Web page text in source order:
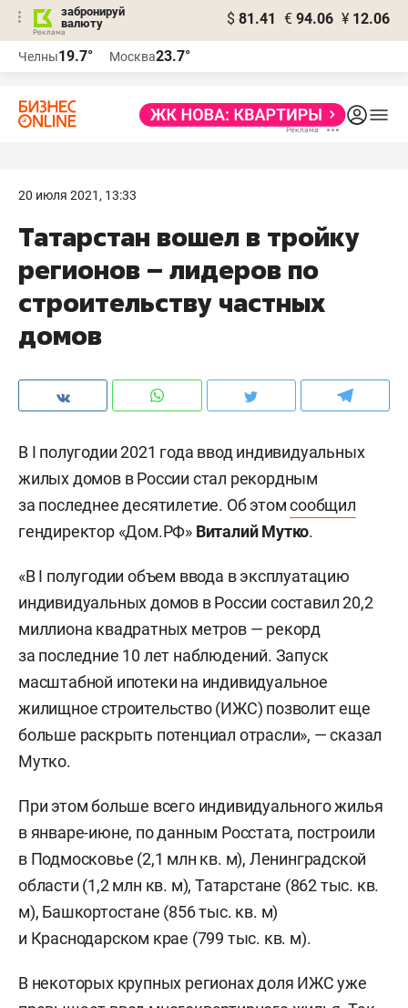
забронируй
валюту
$ 81.41 € 94.06 ¥ 12.06
Челны19.7° Москва23.7°
20 июля 2021, 13:33
Татарстан вошел в тройку
регионов – лидеров по
строительству частных
домов
В I полугодии 2021 года ввод индивидуальных
жилых домов в России стал рекордным
за последнее десятилетие. Об этомсообщил
гендиректор «Дом.РФ» Виталий Мутко.
«В I полугодии объем ввода в эксплуатацию
индивидуальных домов в России составил 20,2
миллиона квадратных метров — рекорд
за последние 10 лет наблюдений. Запуск
масштабной ипотеки на индивидуальное
жилищное строительство (ИЖС) позволит еще
больше раскрыть потенциал отрасли», — сказал
Мутко.
При этом больше всего индивидуального жилья
в январе-июне, по данным Росстата, построили
в Подмосковье (2,1 млн кв. м), Ленинградской
области (1,2 млн кв. м), Татарстане (862 тыс. кв.
м), Башкортостане (856 тыс. кв. м)
и Краснодарском крае (799 тыс. кв. м).
В некоторых крупных регионах доля ИЖС уже